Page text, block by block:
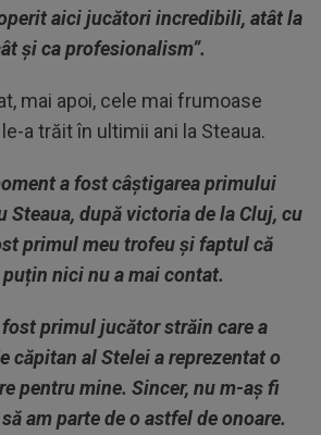
aici jucători incredibili, atât la
și ca profesionalism”.
mai apoi, cele mai frumoase
a trăit în ultimii ani la Steaua.
a fost câștigarea primului
Steaua, după victoria de la Cluj, cu
primul meu trofeu și faptul că
nici nu a mai contat.
primul jucător străin care a
căpitan al Stelei a reprezentat o
pentru mine. Sincer, nu m-aș fi
am parte de o astfel de onoare.